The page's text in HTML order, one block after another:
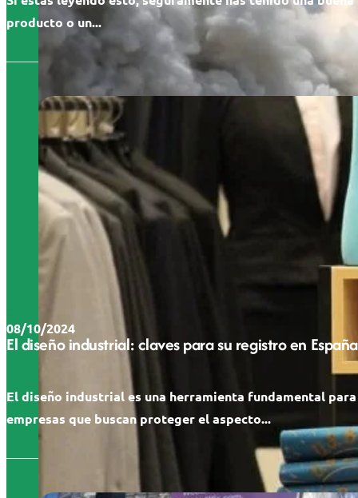
producto o un...
08/10/2024
El diseño industrial: claves para su registro en
El diseño industrial es una herramienta fundamental
empresas que buscan proteger el aspecto...